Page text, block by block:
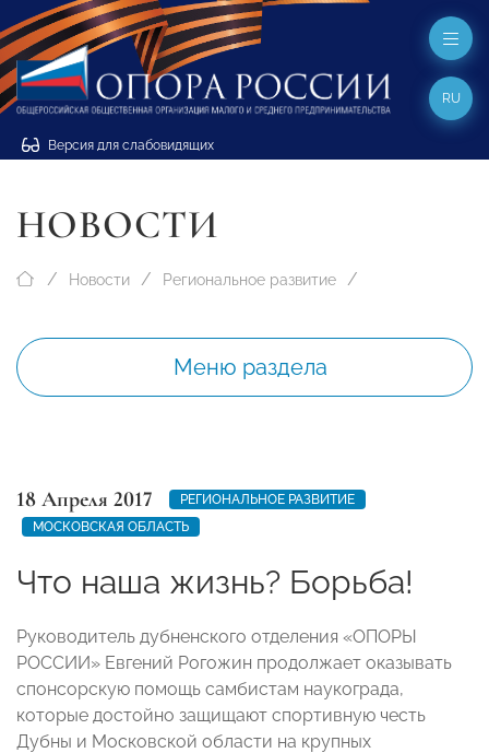
Версия для слабовидящих
RU
НОВОСТИ
Новости Региональное развитие
Меню раздела
18 Апреля 2017
РЕГИОНАЛЬНОЕ РАЗВИТИЕ
МОСКОВСКАЯ ОБЛАСТЬ
Что наша жизнь? Борьба!
Руководитель дубненского отделения «ОПОРЫ
РОССИИ» Евгений Рогожин продолжает оказывать
спонсорскую помощь самбистам наукограда,
которые достойно защищают спортивную честь
Дубны и Московской области на крупных